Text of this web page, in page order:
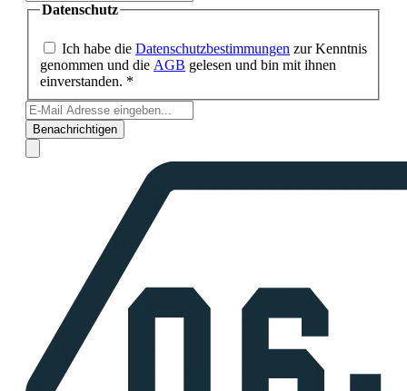
Datenschutz
Ich habe die Datenschutzbestimmungen zur Kenntnis
genommen und die AGB gelesen und bin mit ihnen
einverstanden. *
Benachrichtigen